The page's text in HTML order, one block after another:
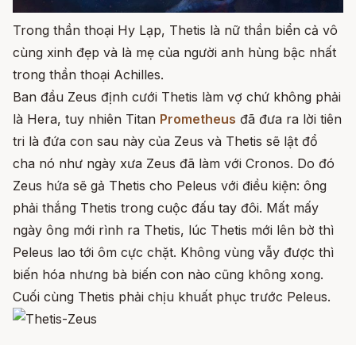
Trong thần thoại Hy Lạp, Thetis là nữ thần biển cả vô
cùng xinh đẹp và là mẹ của người anh hùng bậc nhất
trong thần thoại Achilles.
Ban đầu Zeus định cưới Thetis làm vợ chứ không phải
là Hera, tuy nhiên Titan Prometheus đã đưa ra lời tiên
tri là đứa con sau này của Zeus và Thetis sẽ lật đổ
cha nó như ngày xưa Zeus đã làm với Cronos. Do đó
Zeus hứa sẽ gả Thetis cho Peleus với điều kiện: ông
phải thắng Thetis trong cuộc đấu tay đôi. Mất mấy
ngày ông mới rình ra Thetis, lúc Thetis mới lên bờ thì
Peleus lao tới ôm cực chặt. Không vùng vẫy được thì
biến hóa nhưng bà biến con nào cũng không xong.
Cuối cùng Thetis phải chịu khuất phục trước Peleus.